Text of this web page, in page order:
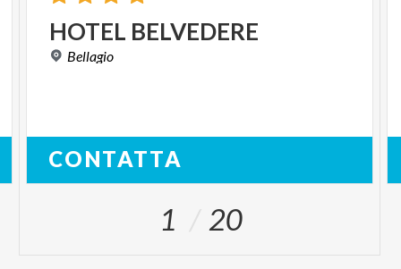
HOTEL BELVEDERE
Bellagio
CONTATTA
1 20